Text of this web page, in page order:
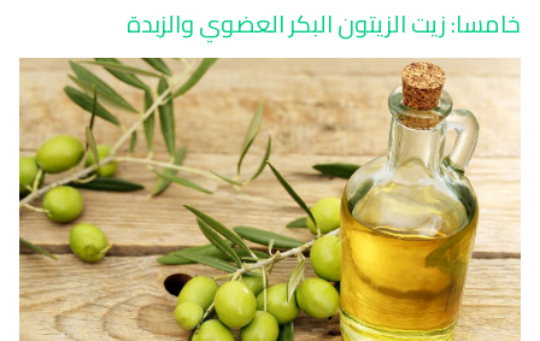
خامسا: زيت الزيتون البكر العضوي والزبدة